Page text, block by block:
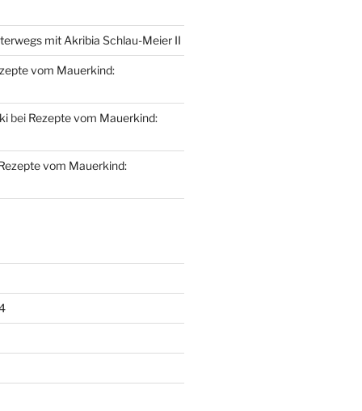
mit Akribia Schlau-Meier II
vom Mauerkind:
bei Rezepte vom Mauerkind:
vom Mauerkind: